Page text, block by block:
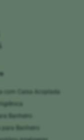
com Caixa Acoplada
Banheiro
para Banheiro